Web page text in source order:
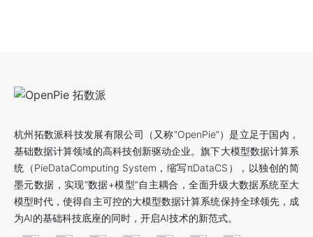
杭州拓数派科技发展有限公司（又称“OpenPie”）是立足于国内，
基础数据计算领域的高科技创新驱动企业。旗下大模型数据计算系
统（PieDataComputing System，缩写πDataCS），以独创的简
墨元数据，实现“数据+模型”自主耦合，全面升级大数据系统至大
模型时代，使得自主可控的大模型数据计算系统保持全球领先，成
为AI的基础科技底座的同时，开启AI技术的新范式。